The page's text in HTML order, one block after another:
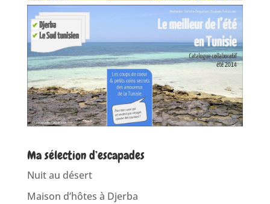
Ma sélection d’escapades
Nuit au désert
Maison d’hôtes à Djerba